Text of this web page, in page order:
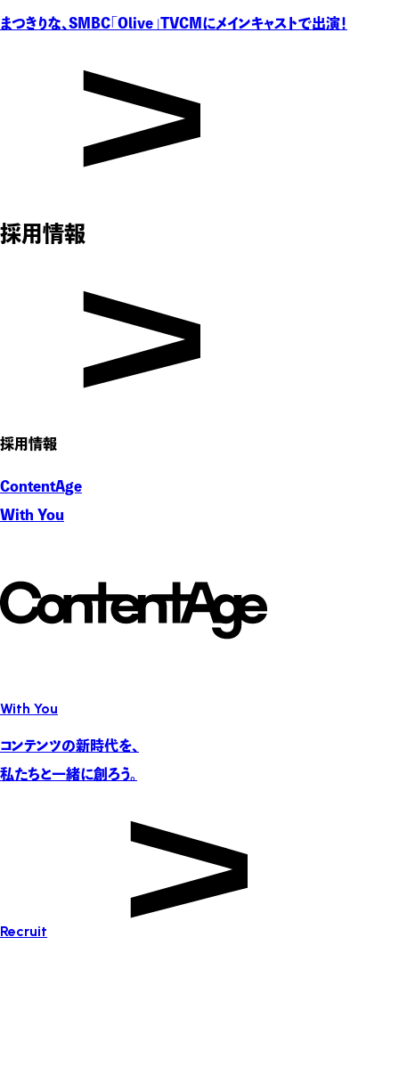
まつきりな、SMBC「Olive」TVCMにメインキャストで出演！
採用情報
採用情報
ContentAge
With You
With You
コンテンツの新時代を、
私たちと一緒に創ろう。
Recruit